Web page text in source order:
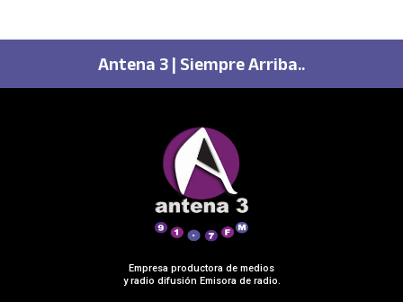
Antena 3 | Siempre Arriba..
Empresa productora de medios
y radio difusión Emisora de radio.